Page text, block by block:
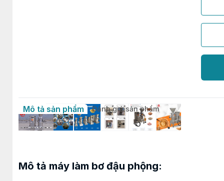
Mô tả sản phẩm Đánh giá sản phẩm
Mô tả máy làm bơ đậu phộng: